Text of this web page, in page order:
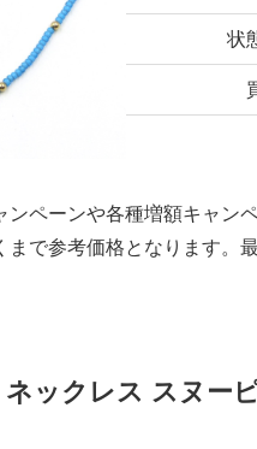
状
ンペーンや各種増額キャ
で参考価格となります。
ネックレス スヌー